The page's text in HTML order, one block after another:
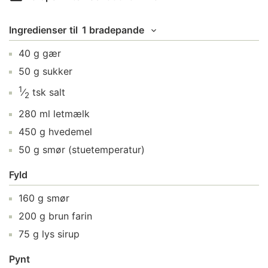
Ingredienser til 1 bradepande
40 g gær
50 g sukker
1⁄2 tsk salt
280 ml letmælk
450 g hvedemel
50 g smør (stuetemperatur)
Fyld
160 g smør
200 g brun farin
75 g lys sirup
Pynt